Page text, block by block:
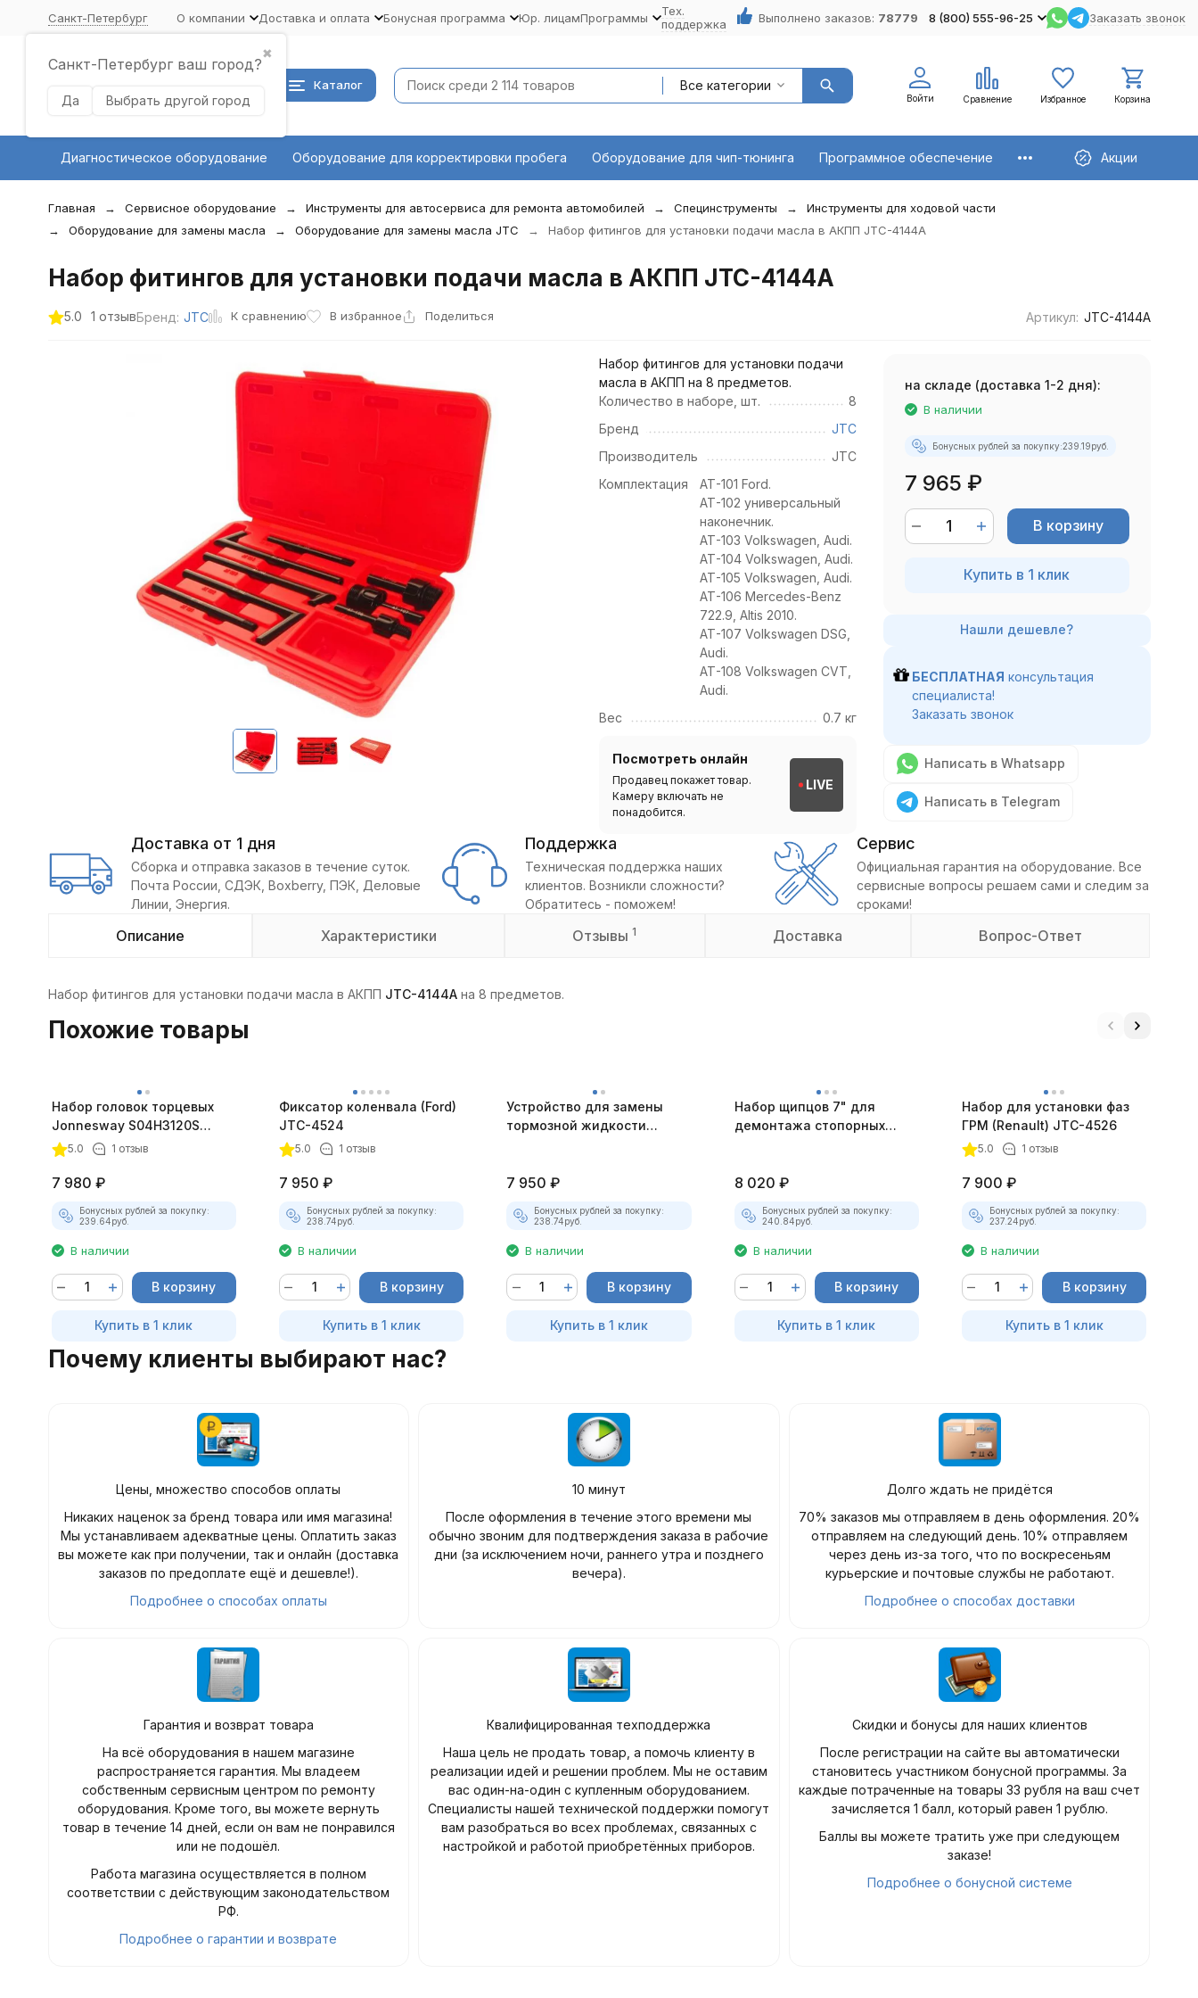
Санкт-Петербург
✖
Санкт-Петербург ваш город?
Да Выбрать другой город
О компании Доставка и оплата Бонусная программа Юр. лицамПрограммы
Тех.
поддержка
Выполнено заказов: 78779 8 (800) 555-96-25 Заказать звонок
Каталог Все категории
Войти Сравнение Избранное Корзина
Диагностическое оборудование Оборудование для корректировки пробега Оборудование для чип-тюнинга Программное обеспечение Акции
Главная Сервисное оборудование Инструменты для автосервиса для ремонта автомобилей Специнструменты
Инструменты для ходовой части
Оборудование для замены масла
Оборудование для замены масла JTC Набор фитингов для установки подачи масла в АКПП JTC-4144A
Набор фитингов для установки подачи масла в АКПП JTC-4144A
5.0 1 отзывБренд: JTC К сравнению В избранное Поделиться Артикул: JTC-4144A
Набор фитингов для установки подачи
масла в АКПП на 8 предметов.
Количество в наборе, шт.
8
Бренд
JTC
Производитель
JTC
Комплектация
АТ-101 Ford.
АТ-102 универсальный
наконечник.
АТ-103 Volkswagen, Audi.
АТ-104 Volkswagen, Audi.
АТ-105 Volkswagen, Audi.
АТ-106 Mercedes-Benz
722.9, Altis 2010.
АТ-107 Volkswagen DSG,
Audi.
АТ-108 Volkswagen CVT,
Audi.
Вес
0.7 кг
Посмотреть онлайн
Продавец покажет товар.
Камеру включать не
понадобится.
LIVE
на складе (доставка 1-2 дня):
В наличии
Бонусных рублей за покупку:239.19руб.
7 965 ₽
В корзину
Купить в 1 клик
БЕСПЛАТНАЯ консультация
специалиста!
Заказать звонок
Написать в Whatsapp
Написать в Telegram
Доставка от 1 дня
Сборка и отправка заказов в течение суток.
Почта России, СДЭК, Boxberry, ПЭК, Деловые
Линии, Энергия.
Поддержка
Техническая поддержка наших
клиентов. Возникли сложности?
Обратитесь - поможем!
Сервис
Официальная гарантия на оборудование. Все
сервисные вопросы решаем сами и следим за
сроками!
Описание Характеристики Отзывы1 Доставка Вопрос-Ответ
Набор фитингов для установки подачи масла в АКПП JTC-4144Aна 8 предметов.
Похожие товары
Набор головок торцевых
Jonnesway S04H3120S
3/8"DR, 6-23 мм, 20
5.0 1 отзыв
7 980 ₽
Бонусных рублей за покупку:
239.64руб.
В наличии
В корзину
Купить в 1 клик
Фиксатор коленвала (Ford)
JTC-4524
5.0 1 отзыв
7 950 ₽
Бонусных рублей за покупку:
238.74руб.
В наличии
В корзину
Купить в 1 клик
Устройство для замены
тормозной жидкости
7 950 ₽
Бонусных рублей за покупку:
238.74руб.
В наличии
В корзину
Купить в 1 клик
Набор щипцов 7" для
демонтажа стопорных
8 020 ₽
Бонусных рублей за покупку:
240.84руб.
В наличии
В корзину
Купить в 1 клик
Набор для установки фаз
ГРМ (Renault) JTC-4526
5.0 1 отзыв
7 900 ₽
Бонусных рублей за покупку:
237.24руб.
В наличии
В корзину
Купить в 1 клик
Почему клиенты выбирают нас?
Цены, множество способов оплаты
Никаких наценок за бренд товара или имя магазина!
Мы устанавливаем адекватные цены. Оплатить заказ
вы можете как при получении, так и онлайн (доставка
заказов по предоплате ещё и дешевле!).
Подробнее о способах оплаты
10 минут
После оформления в течение этого времени мы
обычно звоним для подтверждения заказа в рабочие
дни (за исключением ночи, раннего утра и позднего
вечера).
Долго ждать не придётся
70% заказов мы отправляем в день оформления. 20%
отправляем на следующий день. 10% отправляем
через день из-за того, что по воскресеньям
курьерские и почтовые службы не работают.
Подробнее о способах доставки
Гарантия и возврат товара
На всё оборудования в нашем магазине
распространяется гарантия. Мы владеем
собственным сервисным центром по ремонту
оборудования. Кроме того, вы можете вернуть
товар в течение 14 дней, если он вам не понравился
или не подошёл.
Работа магазина осуществляется в полном
соответствии с действующим законодательством
РФ.
Подробнее о гарантии и возврате
Квалифицированная техподдержка
Наша цель не продать товар, а помочь клиенту в
реализации идей и решении проблем. Мы не оставим
вас один-на-один с купленным оборудованием.
Специалисты нашей технической поддержки помогут
вам разобраться во всех проблемах, связанных с
настройкой и работой приобретённых приборов.
Скидки и бонусы для наших клиентов
После регистрации на сайте вы автоматически
становитесь участником бонусной программы. За
каждые потраченные на товары 33 рубля на ваш счет
зачисляется 1 балл, который равен 1 рублю.
Баллы вы можете тратить уже при следующем
заказе!
Подробнее о бонусной системе